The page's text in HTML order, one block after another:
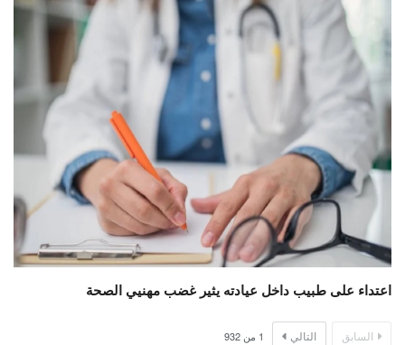
اعتداء على طبيب داخل عيادته يثير غضب مهنيي الصحة
السابق التالي 1 من 932